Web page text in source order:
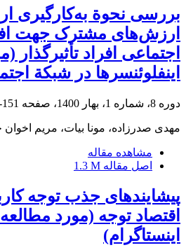
بررسی نحوة به‌کارگیری
ارزش‌های مشترک جهت
اجتماعی افراد تأثیرگذار
اینفلوئنسرها در شبکة
دوره 8، شماره 1، بهار 1400، صفحه 151-179
مهدی صدرزاده، مونا بیات، مریم اخوان
مشاهده مقاله
اصل مقاله 1.3 M
پیشایندهای جذب توجه
اقتصاد توجه (مورد
اینستاگرام)